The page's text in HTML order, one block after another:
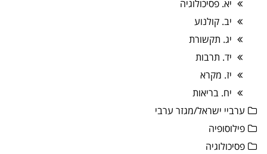
יא. פסיכולוגיה
יב. קולנוע
יג. תקשורת
יד. תרבות
יז. מקרא
יח. בריאות
ערביי ישראל/מגזר ערבי
פילוסופיה
פסיכולוגיה